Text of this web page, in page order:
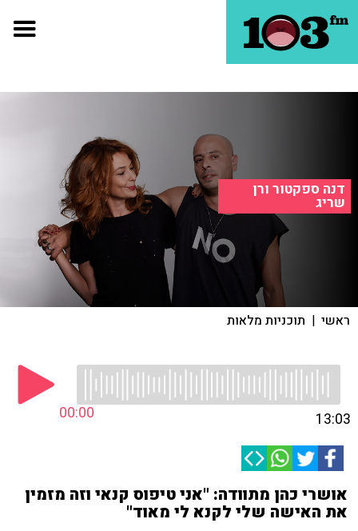
דנה ספקטור ורן
שריג
ראשי | תוכניות מלאות
00:00 13:03
אושרי כהן מתוודה: "אני טיפוס קנאי וזה מזמין
את האישה שלי לקנא לי מאוד"